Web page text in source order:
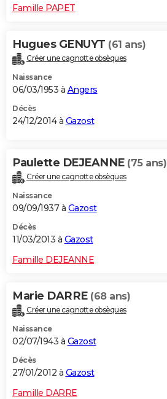
Famille PAPET
Hugues GENUYT (61 ans)
Créer une cagnotte obsèques
Naissance
06/03/1953 à Angers
Décès
24/12/2014 à Gazost
Paulette DEJEANNE (75 ans)
Créer une cagnotte obsèques
Naissance
09/09/1937 à Gazost
Décès
11/03/2013 à Gazost
Famille DEJEANNE
Marie DARRE (68 ans)
Créer une cagnotte obsèques
Naissance
02/07/1943 à Gazost
Décès
27/01/2012 à Gazost
Famille DARRE